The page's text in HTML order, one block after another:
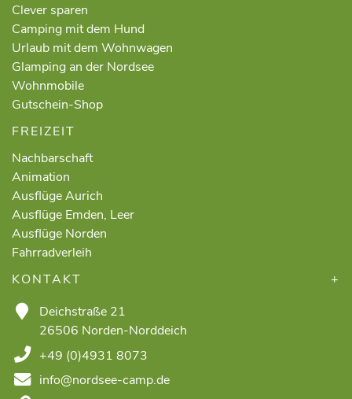
Clever sparen
Camping mit dem Hund
Urlaub mit dem Wohnwagen
Glamping an der Nordsee
Wohnmobile
Gutschein-Shop
FREIZEIT
Nachbarschaft
Animation
Ausflüge Aurich
Ausflüge Emden, Leer
Ausflüge Norden
Fahrradverleih
KONTAKT
Deichstraße 21
26506 Norden-Norddeich
+49 (0)4931 8073
info@nordsee-camp.de